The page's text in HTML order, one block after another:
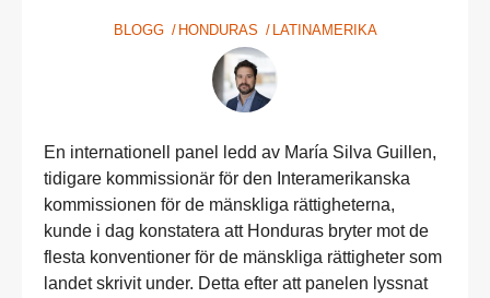
BLOGG HONDURAS LATINAMERIKA
En internationell panel ledd av María Silva Guillen,
tidigare kommissionär för den Interamerikanska
kommissionen för de mänskliga rättigheterna,
kunde i dag konstatera att Honduras bryter mot de
flesta konventioner för de mänskliga rättigheter som
landet skrivit under. Detta efter att panelen lyssnat